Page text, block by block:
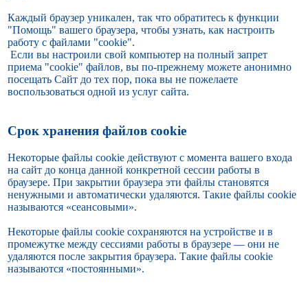
Каждый браузер уникален, так что обратитесь к функции
"Помощь" вашего браузера, чтобы узнать, как настроить
работу с файлами "cookie".
Если вы настроили свой компьютер на полный запрет
приема "cookie" файлов, вы по-прежнему можете анонимно
посещать Сайт до тех пор, пока вы не пожелаете
воспользоваться одной из услуг сайта.
Срок хранения файлов cookie
Некоторые файлы cookie действуют с момента вашего входа
на сайт до конца данной конкретной сессии работы в
браузере. При закрытии браузера эти файлы становятся
ненужными и автоматически удаляются. Такие файлы cookie
называются «сеансовыми».
Некоторые файлы cookie сохраняются на устройстве и в
промежутке между сессиями работы в браузере — они не
удаляются после закрытия браузера. Такие файлы cookie
называются «постоянными».